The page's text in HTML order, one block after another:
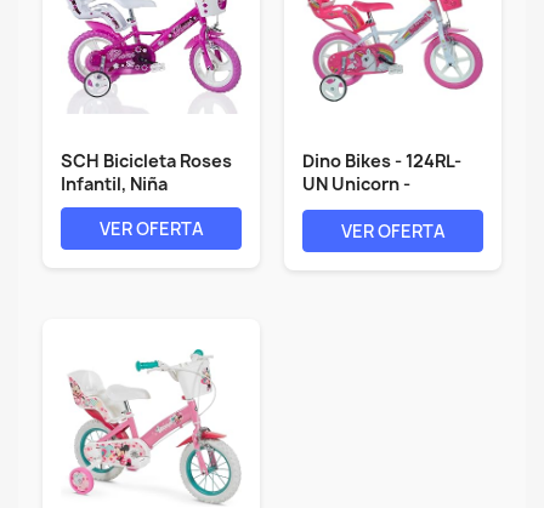
SCH Bicicleta Roses
Infantil, Niña
VER OFERTA
Dino Bikes - 124RL-
UN Unicorn -
Bicicleta con...
VER OFERTA